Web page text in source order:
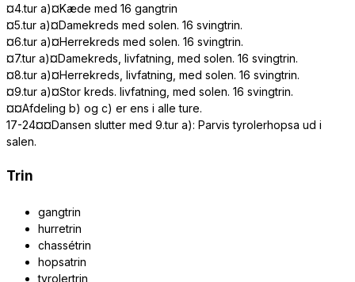
¤4.tur a)¤Kæde med 16 gangtrin
¤5.tur a)¤Damekreds med solen. 16 svingtrin.
¤6.tur a)¤Herrekreds med solen. 16 svingtrin.
¤7.tur a)¤Damekreds, livfatning, med solen. 16 svingtrin.
¤8.tur a)¤Herrekreds, livfatning, med solen. 16 svingtrin.
¤9.tur a)¤Stor kreds. livfatning, med solen. 16 svingtrin.
¤¤Afdeling b) og c) er ens i alle ture.
17-24¤¤Dansen slutter med 9.tur a): Parvis tyrolerhopsa ud i
salen.
Trin
gangtrin
hurretrin
chassétrin
hopsatrin
tyrolertrin